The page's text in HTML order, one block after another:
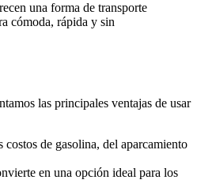
una forma de transporte
cómoda, rápida y sin
las principales ventajas de usar
de gasolina, del aparcamiento
en una opción ideal para los